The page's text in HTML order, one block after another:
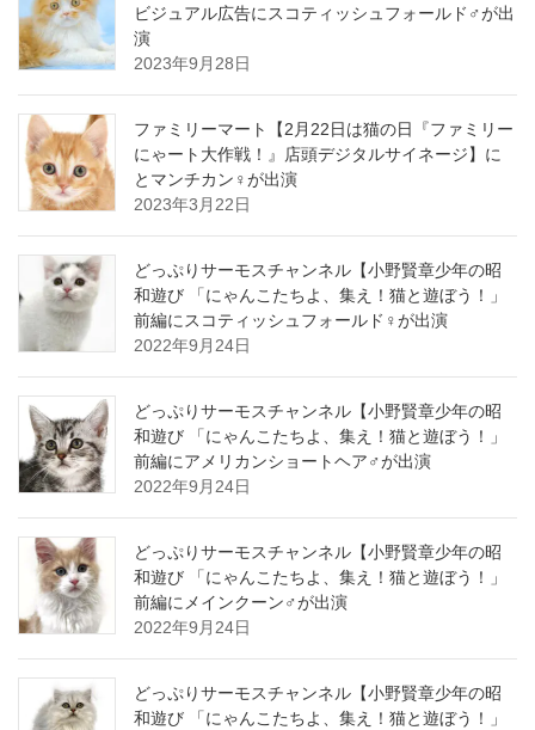
ビジュアル広告にスコティッシュフォールド♂が出
演
2023年9月28日
ファミリーマート【2月22日は猫の日『ファミリー
にゃート大作戦！』店頭デジタルサイネージ】に
とマンチカン♀が出演
2023年3月22日
どっぷりサーモスチャンネル【小野賢章少年の昭
和遊び 「にゃんこたちよ、集え！猫と遊ぼう！」
前編にスコティッシュフォールド♀が出演
2022年9月24日
どっぷりサーモスチャンネル【小野賢章少年の昭
和遊び 「にゃんこたちよ、集え！猫と遊ぼう！」
前編にアメリカンショートヘア♂が出演
2022年9月24日
どっぷりサーモスチャンネル【小野賢章少年の昭
和遊び 「にゃんこたちよ、集え！猫と遊ぼう！」
前編にメインクーン♂が出演
2022年9月24日
どっぷりサーモスチャンネル【小野賢章少年の昭
和遊び 「にゃんこたちよ、集え！猫と遊ぼう！」